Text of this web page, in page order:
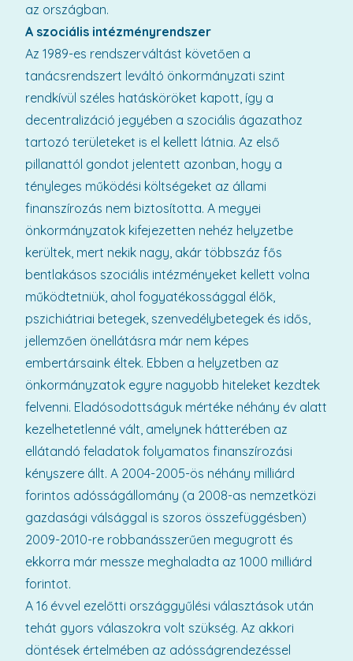
az országban.
A szociális intézményrendszer
Az 1989-es rendszerváltást követően a
tanácsrendszert leváltó önkormányzati szint
rendkívül széles hatásköröket kapott, így a
decentralizáció jegyében a szociális ágazathoz
tartozó területeket is el kellett látnia. Az első
pillanattól gondot jelentett azonban, hogy a
tényleges működési költségeket az állami
finanszírozás nem biztosította. A megyei
önkormányzatok kifejezetten nehéz helyzetbe
kerültek, mert nekik nagy, akár többszáz fős
bentlakásos szociális intézményeket kellett volna
működtetniük, ahol fogyatékossággal élők,
pszichiátriai betegek, szenvedélybetegek és idős,
jellemzően önellátásra már nem képes
embertársaink éltek. Ebben a helyzetben az
önkormányzatok egyre nagyobb hiteleket kezdtek
felvenni. Eladósodottságuk mértéke néhány év alatt
kezelhetetlenné vált, amelynek hátterében az
ellátandó feladatok folyamatos finanszírozási
kényszere állt. A 2004-2005-ös néhány milliárd
forintos adósságállomány (a 2008-as nemzetközi
gazdasági válsággal is szoros összefüggésben)
2009-2010-re robbanásszerűen megugrott és
ekkorra már messze meghaladta az 1000 milliárd
forintot.
A 16 évvel ezelőtti országgyűlési választások után
tehát gyors válaszokra volt szükség. Az akkori
döntések értelmében az adósságrendezéssel